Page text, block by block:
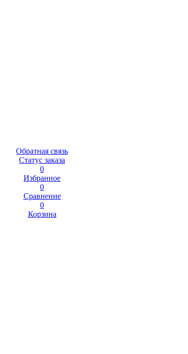
Обратная связь
Статус заказа
0
Избранное
0
Сравнение
0
Корзина